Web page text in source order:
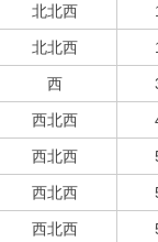
北北西
北北西
西
西北西
西北西
西北西
西北西